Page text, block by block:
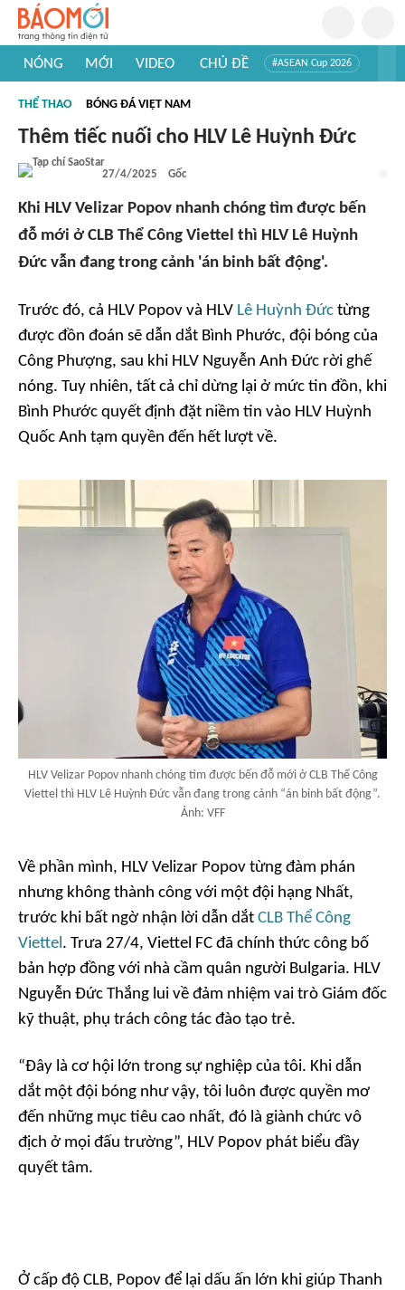
NÓNG MỚI VIDEO CHỦ ĐỀ #ASEAN Cup 2026
#Khám phá thế giới
THỂ THAO BÓNG ĐÁ VIỆT NAM
Thêm tiếc nuối cho HLV Lê Huỳnh Đức
27/4/2025 Gốc
Khi HLV Velizar Popov nhanh chóng tìm được bến
đỗ mới ở CLB Thể Công Viettel thì HLV Lê Huỳnh
Đức vẫn đang trong cảnh 'án binh bất động'.
Trước đó, cả HLV Popov và HLV Lê Huỳnh Đức từng
được đồn đoán sẽ dẫn dắt Bình Phước, đội bóng của
Công Phượng, sau khi HLV Nguyễn Anh Đức rời ghế
nóng. Tuy nhiên, tất cả chỉ dừng lại ở mức tin đồn, khi
Bình Phước quyết định đặt niềm tin vào HLV Huỳnh
Quốc Anh tạm quyền đến hết lượt về.
HLV Velizar Popov nhanh chóng tìm được bến đỗ mới ở CLB Thể Công
Viettel thì HLV Lê Huỳnh Đức vẫn đang trong cảnh “án binh bất động”.
Ảnh: VFF
Về phần mình, HLV Velizar Popov từng đàm phán
nhưng không thành công với một đội hạng Nhất,
trước khi bất ngờ nhận lời dẫn dắt CLB Thể Công
Viettel . Trưa 27/4, Viettel FC đã chính thức công bố
bản hợp đồng với nhà cầm quân người Bulgaria. HLV
Nguyễn Đức Thắng lui về đảm nhiệm vai trò Giám đốc
kỹ thuật, phụ trách công tác đào tạo trẻ.
“Đây là cơ hội lớn trong sự nghiệp của tôi. Khi dẫn
dắt một đội bóng như vậy, tôi luôn được quyền mơ
đến những mục tiêu cao nhất, đó là giành chức vô
địch ở mọi đấu trường”, HLV Popov phát biểu đầy
quyết tâm.
Ở cấp độ CLB, Popov để lại dấu ấn lớn khi giúp Thanh